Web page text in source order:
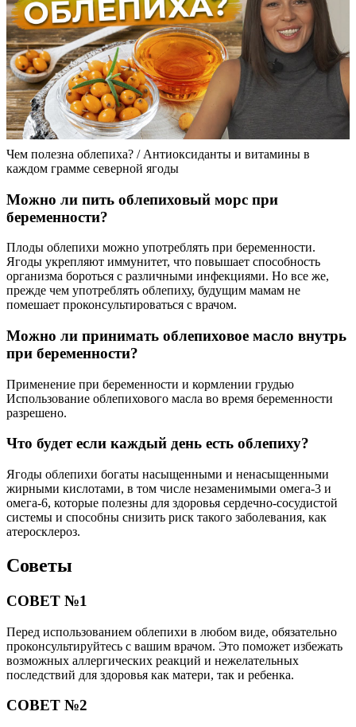
Чем полезна облепиха? / Антиоксиданты и витамины в
каждом грамме северной ягоды
Можно ли пить облепиховый морс при
беременности?
Плоды облепихи можно употреблять при беременности.
Ягоды укрепляют иммунитет, что повышает способность
организма бороться с различными инфекциями. Но все же,
прежде чем употреблять облепиху, будущим мамам не
помешает проконсультироваться с врачом.
Можно ли принимать облепиховое масло внутрь
при беременности?
Применение при беременности и кормлении грудью
Использование облепихового масла во время беременности
разрешено.
Что будет если каждый день есть облепиху?
Ягоды облепихи богаты насыщенными и ненасыщенными
жирными кислотами, в том числе незаменимыми омега-3 и
омега-6, которые полезны для здоровья сердечно-сосудистой
системы и способны снизить риск такого заболевания, как
атеросклероз.
Советы
СОВЕТ №1
Перед использованием облепихи в любом виде, обязательно
проконсультируйтесь с вашим врачом. Это поможет избежать
возможных аллергических реакций и нежелательных
последствий для здоровья как матери, так и ребенка.
СОВЕТ №2